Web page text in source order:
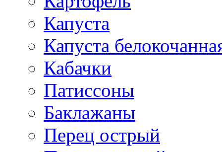
Капуста
Капуста
Кабачки
Патиссоны
Баклажаны
Перец острый